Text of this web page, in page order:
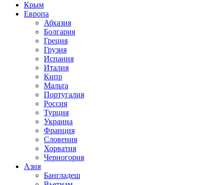
Крым
Европа
Абхазия
Болгария
Греция
Грузия
Испания
Италия
Кипр
Мальта
Португалия
Россия
Турция
Украина
Франция
Словения
Хорватия
Черногория
Азия
Бангладеш